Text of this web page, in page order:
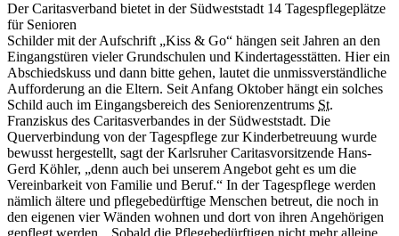
Der Caritasverband bietet in der Südweststadt 14 Tagespflegeplätze
für Senioren
Schilder mit der Aufschrift „Kiss & Go“ hängen seit Jahren an den
Eingangstüren vieler Grundschulen und Kindertagesstätten. Hier ein
Abschiedskuss und dann bitte gehen, lautet die unmissverständliche
Aufforderung an die Eltern. Seit Anfang Oktober hängt ein solches
Schild auch im Eingangsbereich des Seniorenzentrums St.
Franziskus des Caritasverbandes in der Südweststadt. Die
Querverbindung von der Tagespflege zur Kinderbetreuung wurde
bewusst hergestellt, sagt der Karlsruher Caritasvorsitzende Hans-
Gerd Köhler, „denn auch bei unserem Angebot geht es um die
Vereinbarkeit von Familie und Beruf.“ In der Tagespflege werden
nämlich ältere und pflegebedürftige Menschen betreut, die noch in
den eigenen vier Wänden wohnen und dort von ihren Angehörigen